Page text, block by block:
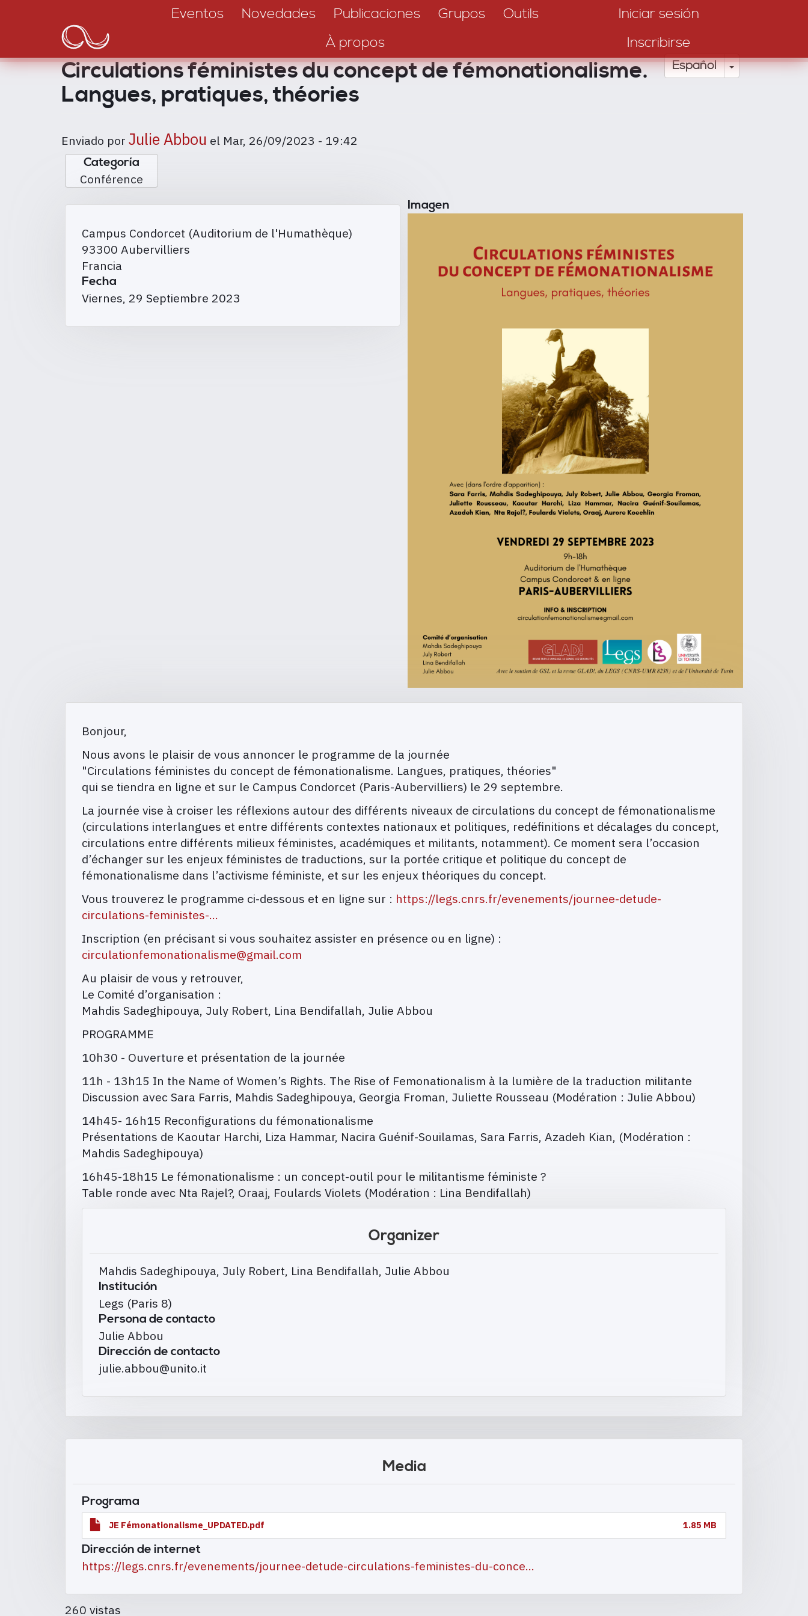
principal
navigation
Eventos Novedades Publicaciones Grupos
Outils
À propos
Iniciar sesión
Inscribirse
Español Toggle
Circulations féministes du concept de fémonationalisme.
Langues, pratiques, théories
Enviado por Julie Abbou el Mar, 26/09/2023 - 19:42
Categoría
Conférence
Campus Condorcet (Auditorium de l'Humathèque)
93300 Aubervilliers
Francia
Fecha
Viernes, 29 Septiembre 2023
Imagen
Bonjour,
Nous avons le plaisir de vous annoncer le programme de la journée
"Circulations féministes du concept de fémonationalisme. Langues, pratiques, théories"
qui se tiendra en ligne et sur le Campus Condorcet (Paris-Aubervilliers) le 29 septembre.
La journée vise à croiser les réflexions autour des différents niveaux de circulations du concept de fémonationalisme
(circulations interlangues et entre différents contextes nationaux et politiques, redéfinitions et décalages du concept,
circulations entre différents milieux féministes, académiques et militants, notamment). Ce moment sera l’occasion
d’échanger sur les enjeux féministes de traductions, sur la portée critique et politique du concept de
fémonationalisme dans l’activisme féministe, et sur les enjeux théoriques du concept.
Vous trouverez le programme ci-dessous et en ligne sur : https://legs.cnrs.fr/evenements/journee-detude-
circulations-feministes-…
Inscription (en précisant si vous souhaitez assister en présence ou en ligne) :
circulationfemonationalisme@gmail.com
Au plaisir de vous y retrouver,
Le Comité d’organisation :
Mahdis Sadeghipouya, July Robert, Lina Bendifallah, Julie Abbou
PROGRAMME
10h30 - Ouverture et présentation de la journée
11h - 13h15 In the Name of Women’s Rights. The Rise of Femonationalism à la lumière de la traduction militante
Discussion avec Sara Farris, Mahdis Sadeghipouya, Georgia Froman, Juliette Rousseau (Modération : Julie Abbou)
14h45- 16h15 Reconfigurations du fémonationalisme
Présentations de Kaoutar Harchi, Liza Hammar, Nacira Guénif-Souilamas, Sara Farris, Azadeh Kian, (Modération :
Mahdis Sadeghipouya)
16h45-18h15 Le fémonationalisme : un concept-outil pour le militantisme féministe ?
Table ronde avec Nta Rajel?, Oraaj, Foulards Violets (Modération : Lina Bendifallah)
Organizer
Mahdis Sadeghipouya, July Robert, Lina Bendifallah, Julie Abbou
Institución
Legs (Paris 8)
Persona de contacto
Julie Abbou
Dirección de contacto
julie.abbou@unito.it
Media
Programa
JE Fémonationalisme_UPDATED.pdf 1.85 MB
Dirección de internet
https://legs.cnrs.fr/evenements/journee-detude-circulations-feministes-du-conce…
260 vistas